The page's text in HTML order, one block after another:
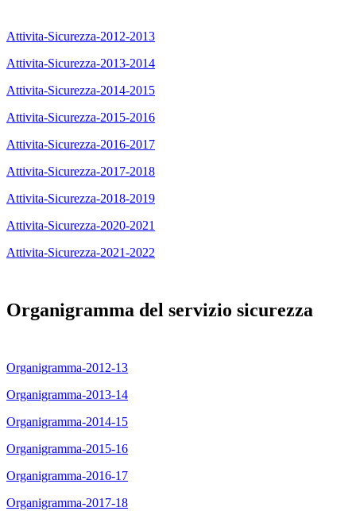
Attivita-Sicurezza-2012-2013
Attivita-Sicurezza-2013-2014
Attivita-Sicurezza-2014-2015
Attivita-Sicurezza-2015-2016
Attivita-Sicurezza-2016-2017
Attivita-Sicurezza-2017-2018
Attivita-Sicurezza-2018-2019
Attivita-Sicurezza-2020-2021
Attivita-Sicurezza-2021-2022
Organigramma del servizio sicurezza
Organigramma-2012-13
Organigramma-2013-14
Organigramma-2014-15
Organigramma-2015-16
Organigramma-2016-17
Organigramma-2017-18